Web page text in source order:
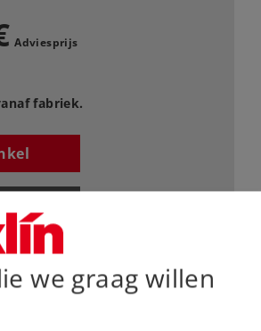
Adviesprijs
fabriek.
we graag willen